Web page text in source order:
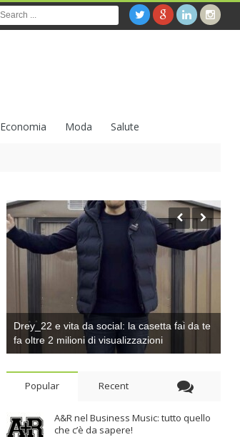
Economia Moda Salute
Drey_22 e vita da social: la casetta fai da te
fa oltre 2 milioni di visualizzazioni
Popular Recent
A&R nel Business Music: tutto quello
che c’è da sapere!